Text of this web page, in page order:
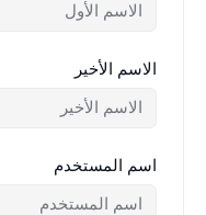
الاسم الأخير
اسم المستخدم